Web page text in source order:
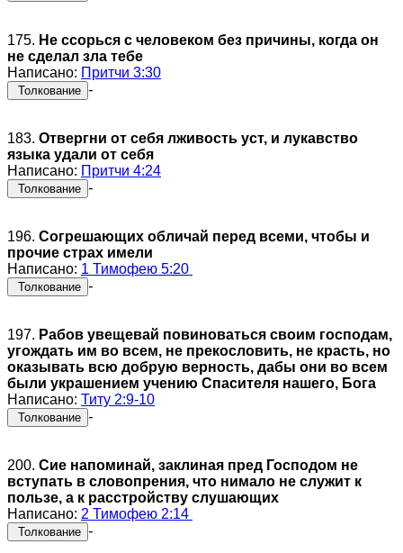
175. Не ссорься с человеком без причины, когда он
не сделал зла тебе
Написано: Притчи 3:30
Толкование -
183. Отвергни от себя лживость уст, и лукавство
языка удали от себя
Написано: Притчи 4:24
Толкование -
196. Согрешающих обличай перед всеми, чтобы и
прочие страх имели
Написано: 1 Тимофею 5:20
Толкование -
197. Рабов увещевай повиноваться своим господам,
угождать им во всем, не прекословить, не красть, но
оказывать всю добрую верность, дабы они во всем
были украшением учению Спасителя нашего, Бога
Написано: Титу 2:9-10
Толкование -
200. Сие напоминай, заклиная пред Господом не
вступать в словопрения, что нимало не служит к
пользе, а к расстройству слушающих
Написано: 2 Тимофею 2:14
Толкование -